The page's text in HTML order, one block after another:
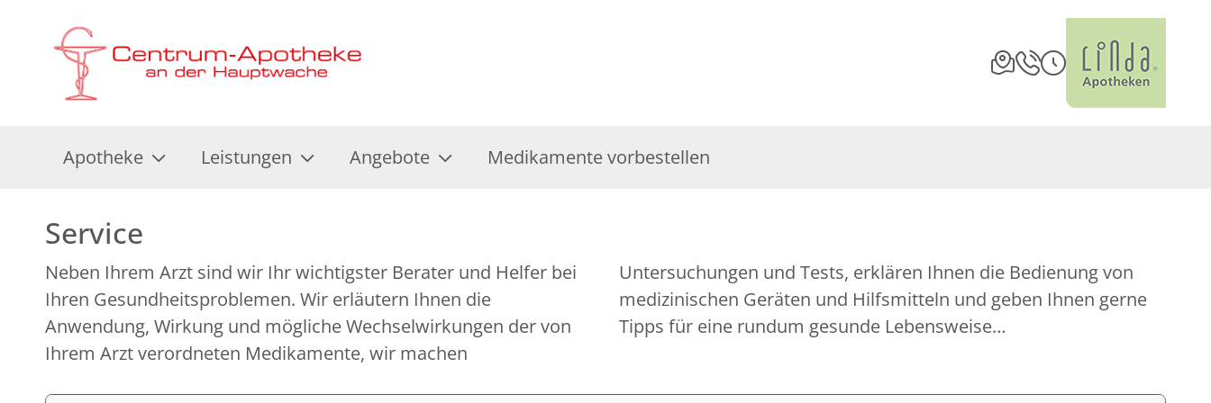
Apotheke Leistungen Angebote Medikamente vorbestellen
Service
Neben Ihrem Arzt sind wir Ihr wichtigster Berater und Helfer bei
Ihren Gesundheitsproblemen. Wir erläutern Ihnen die
Anwendung, Wirkung und mögliche Wechselwirkungen der von
Ihrem Arzt verordneten Medikamente, wir machen
Untersuchungen und Tests, erklären Ihnen die Bedienung von
medizinischen Geräten und Hilfsmitteln und geben Ihnen gerne
Tipps für eine rundum gesunde Lebensweise…